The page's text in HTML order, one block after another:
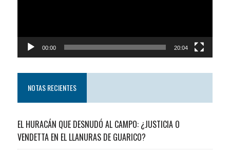
00:00 20:04
NOTAS RECIENTES
EL HURACÁN QUE DESNUDÓ AL CAMPO: ¿JUSTICIA O
VENDETTA EN EL LLANURAS DE GUARICO?